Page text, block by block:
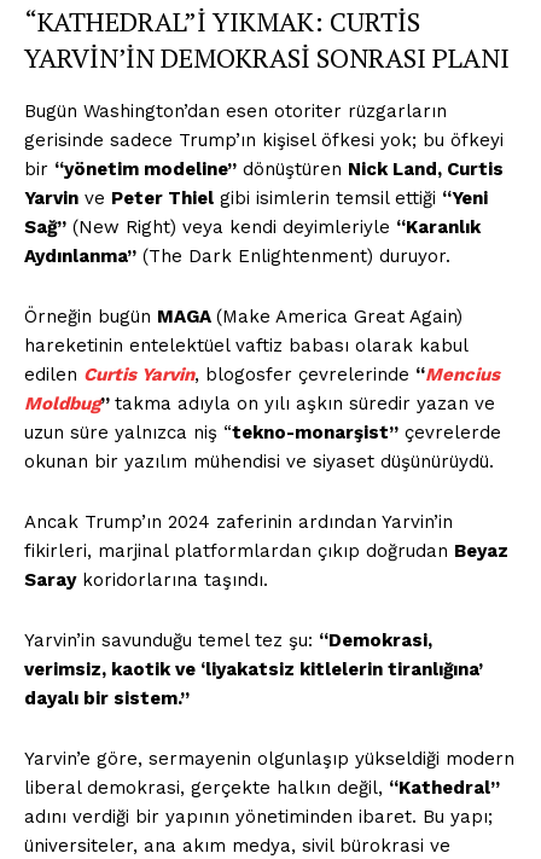
“KATHEDRAL”İ YIKMAK: CURTİS
YARVİN’İN DEMOKRASİ SONRASI PLANI
Bugün Washington’dan esen otoriter rüzgarların
gerisinde sadece Trump’ın kişisel öfkesi yok; bu öfkeyi
bir “yönetim modeline” dönüştüren Nick Land, Curtis
Yarvin ve Peter Thiel gibi isimlerin temsil ettiği “Yeni
Sağ” (New Right) veya kendi deyimleriyle “Karanlık
Aydınlanma” (The Dark Enlightenment) duruyor.
Örneğin bugün MAGA (Make America Great Again)
hareketinin entelektüel vaftiz babası olarak kabul
edilen Curtis Yarvin, blogosfer çevrelerinde “Mencius
Moldbug” takma adıyla on yılı aşkın süredir yazan ve
uzun süre yalnızca niş “tekno-monarşist” çevrelerde
okunan bir yazılım mühendisi ve siyaset düşünürüydü.
Ancak Trump’ın 2024 zaferinin ardından Yarvin’in
fikirleri, marjinal platformlardan çıkıp doğrudan Beyaz
Saraykoridorlarına taşındı.
Yarvin’in savunduğu temel tez şu: “Demokrasi,
verimsiz, kaotik ve ‘liyakatsiz kitlelerin tiranlığına’
dayalı bir sistem.”
Yarvin’e göre, sermayenin olgunlaşıp yükseldiği modern
liberal demokrasi, gerçekte halkın değil, “Kathedral”
adını verdiği bir yapının yönetiminden ibaret. Bu yapı;
üniversiteler, ana akım medya, sivil bürokrasi ve